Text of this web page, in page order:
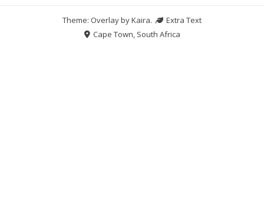
Theme: Overlay byKaira.
Extra Text
Cape Town, South Africa